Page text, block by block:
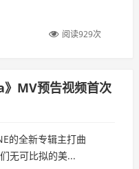
阅读929次
MV预告视频首次
的全新专辑主打曲
无可比拟的美...